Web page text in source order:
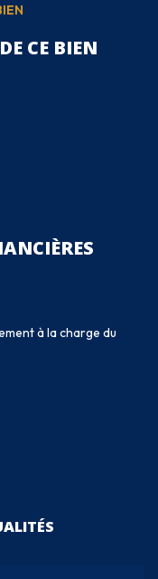
CE BIEN
à la charge du